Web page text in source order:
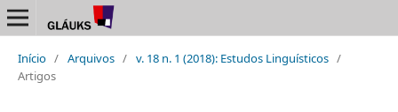
Início / Arquivos / v. 18 n. 1 (2018): Estudos Linguísticos /
Artigos